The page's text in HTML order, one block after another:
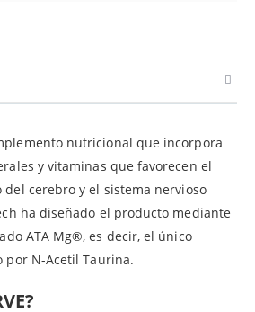
nutricional que incorpora
y vitaminas que favorecen el
cerebro y el sistema nervioso
ha diseñado el producto mediante
ATA Mg®, es decir, el único
por N-Acetil Taurina.